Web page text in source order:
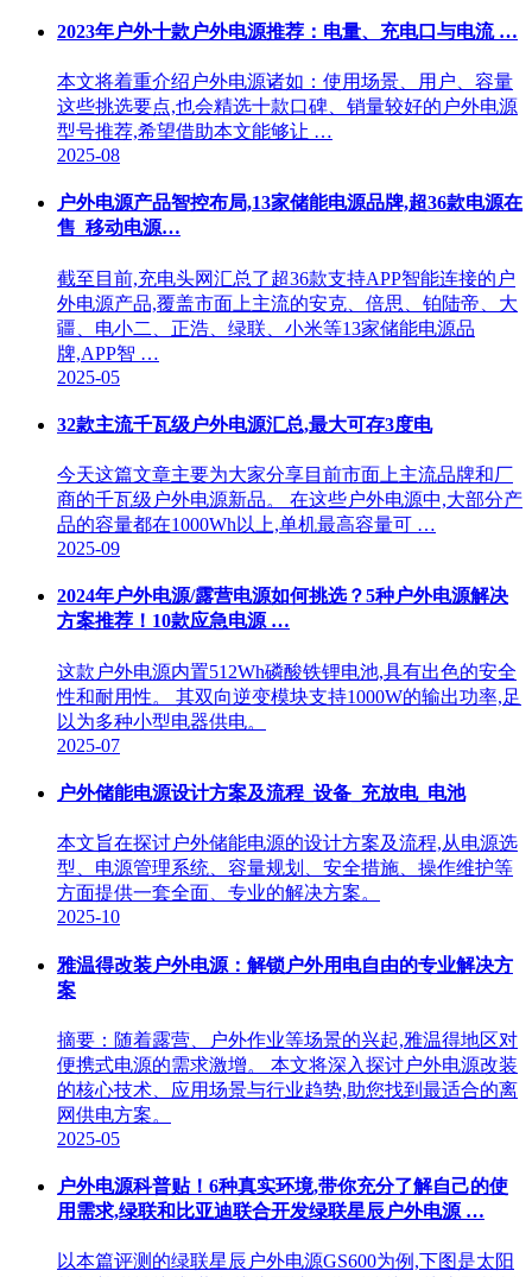
2023年户外十款户外电源推荐：电量、充电口与电流 …
本文将着重介绍户外电源诸如：使用场景、用户、容量
这些挑选要点,也会精选十款口碑、销量较好的户外电源
型号推荐,希望借助本文能够让 …
2025-08
户外电源产品智控布局,13家储能电源品牌,超36款电源在
售_移动电源…
截至目前,充电头网汇总了超36款支持APP智能连接的户
外电源产品,覆盖市面上主流的安克、倍思、铂陆帝、大
疆、电小二、正浩、绿联、小米等13家储能电源品
牌,APP智 …
2025-05
32款主流千瓦级户外电源汇总,最大可存3度电
今天这篇文章主要为大家分享目前市面上主流品牌和厂
商的千瓦级户外电源新品。 在这些户外电源中,大部分产
品的容量都在1000Wh以上,单机最高容量可 …
2025-09
2024年户外电源/露营电源如何挑选？5种户外电源解决
方案推荐！10款应急电源 …
这款户外电源内置512Wh磷酸铁锂电池,具有出色的安全
性和耐用性。 其双向逆变模块支持1000W的输出功率,足
以为多种小型电器供电。
2025-07
户外储能电源设计方案及流程_设备_充放电_电池
本文旨在探讨户外储能电源的设计方案及流程,从电源选
型、电源管理系统、容量规划、安全措施、操作维护等
方面提供一套全面、专业的解决方案。
2025-10
雅温得改装户外电源：解锁户外用电自由的专业解决方
案
摘要：随着露营、户外作业等场景的兴起,雅温得地区对
便携式电源的需求激增。 本文将深入探讨户外电源改装
的核心技术、应用场景与行业趋势,助您找到最适合的离
网供电方案。
2025-05
户外电源科普贴！6种真实环境,带你充分了解自己的使
用需求,绿联和比亚迪联合开发绿联星辰户外电源 …
以本篇评测的绿联星辰户外电源GS600为例,下图是太阳